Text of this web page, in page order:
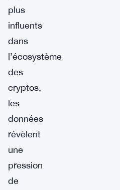
plus
influents
dans
l’écosystème
des
cryptos,
les
données
révèlent
une
pression
de